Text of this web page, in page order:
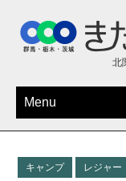
北
Menu
キャンプ レジャー